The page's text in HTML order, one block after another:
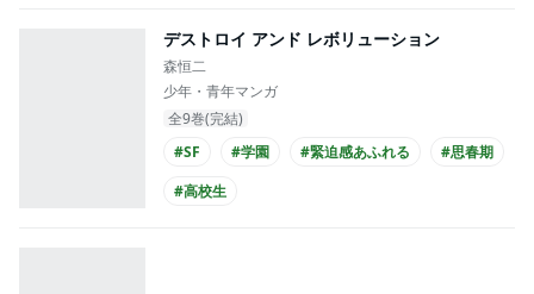
デストロイ アンド レボリューション
森恒二
少年・青年マンガ
全9巻(完結)
#SF
#学園 #緊迫感あふれる
#思春期
#高校生